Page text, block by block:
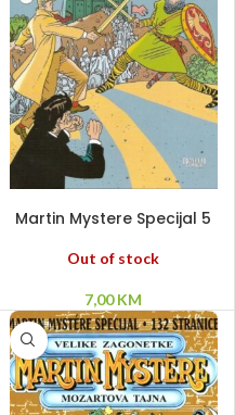
Martin Mystere Specijal 5
– Zeleni vitez
Out of stock
7,00KM